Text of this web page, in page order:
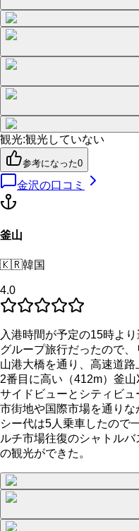
観光:観光していない
参考になった0
金沢の口コミ
釜山
🇰🇷韓国
4.0
入港時間が予定の15時よ
グループ旅行だったので
山港大橋を通り、高速道
2番目に高い（412m）釜
サイドビューとシティビュ
市街地や国際市場を通り
シー代は5人乗車したので
ルチ市場往復のシャトル
の観光ができた。